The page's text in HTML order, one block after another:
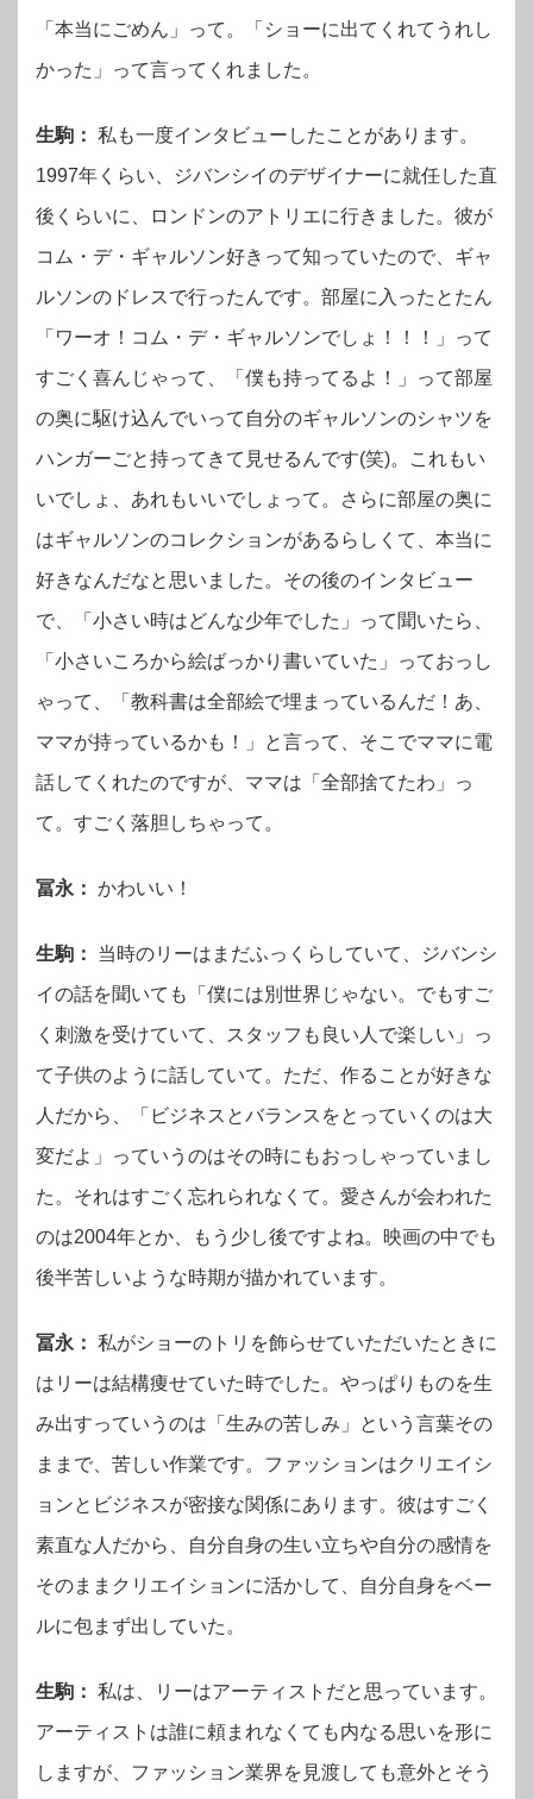
「本当にごめん」って。「ショーに出てくれてうれし
かった」って言ってくれました。
生駒： 私も一度インタビューしたことがあります。
1997年くらい、ジバンシイのデザイナーに就任した直
後くらいに、ロンドンのアトリエに行きました。彼が
コム・デ・ギャルソン好きって知っていたので、ギャ
ルソンのドレスで行ったんです。部屋に入ったとたん
「ワーオ！コム・デ・ギャルソンでしょ！！！」って
すごく喜んじゃって、「僕も持ってるよ！」って部屋
の奥に駆け込んでいって自分のギャルソンのシャツを
ハンガーごと持ってきて見せるんです(笑)。これもい
いでしょ、あれもいいでしょって。さらに部屋の奥に
はギャルソンのコレクションがあるらしくて、本当に
好きなんだなと思いました。その後のインタビュー
で、「小さい時はどんな少年でした」って聞いたら、
「小さいころから絵ばっかり書いていた」っておっし
ゃって、「教科書は全部絵で埋まっているんだ！あ、
ママが持っているかも！」と言って、そこでママに電
話してくれたのですが、ママは「全部捨てたわ」っ
て。すごく落胆しちゃって。
冨永： かわいい！
生駒：
当時のリーはまだふっくらしていて、ジバンシ
イの話を聞いても「僕には別世界じゃない。でもすご
く刺激を受けていて、スタッフも良い人で楽しい」っ
て子供のように話していて。ただ、作ることが好きな
人だから、「ビジネスとバランスをとっていくのは大
変だよ」っていうのはその時にもおっしゃっていまし
た。それはすごく忘れられなくて。愛さんが会われた
のは2004年とか、もう少し後ですよね。映画の中でも
後半苦しいような時期が描かれています。
冨永： 私がショーのトリを飾らせていただいたときに
はリーは結構痩せていた時でした。やっぱりものを生
み出すっていうのは「生みの苦しみ」という言葉その
ままで、苦しい作業です。ファッションはクリエイシ
ョンとビジネスが密接な関係にあります。彼はすごく
素直な人だから、自分自身の生い立ちや自分の感情を
そのままクリエイションに活かして、自分自身をベー
ルに包まず出していた。
生駒： 私は、リーはアーティストだと思っています。
アーティストは誰に頼まれなくても内なる思いを形に
しますが、ファッション業界を見渡しても意外とそう